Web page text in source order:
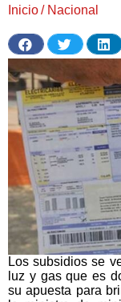
Inicio/ Nacional
Los subsidios se
luz y gas que es
su apuesta para